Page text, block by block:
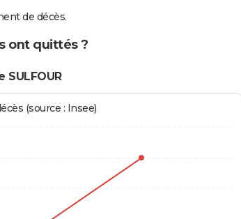
de décès.
ont quittés ?
(source : Insee)